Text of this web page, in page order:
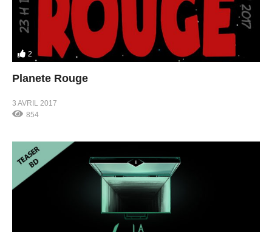
2
Planete Rouge
3 AVRIL 2017
854